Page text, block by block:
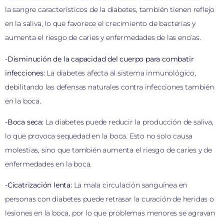
la sangre característicos de la diabetes, también tienen reflejo
en la saliva, lo que favorece el crecimiento de bacterias y
aumenta el riesgo de caries y enfermedades de las encías.
-Disminución de la capacidad del cuerpo para combatir
infecciones:La diabetes afecta al sistema inmunológico,
debilitando las defensas naturales contra infecciones también
en la boca.
-Boca seca:La diabetes puede reducir la producción de saliva,
lo que provoca sequedad en la boca. Esto no solo causa
molestias, sino que también aumenta el riesgo de caries y de
enfermedades en la boca.
-Cicatrización lenta:La mala circulación sanguínea en
personas con diabetes puede retrasar la curación de heridas o
lesiones en la boca, por lo que problemas menores se agravan